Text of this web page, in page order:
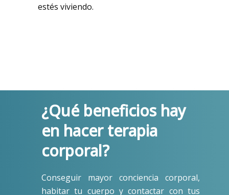
estés viviendo.
¿Qué beneficios hay
en hacerterapia
corporal?
Conseguir mayor conciencia corporal,
habitar tu cuerpo y contactar con tus